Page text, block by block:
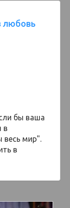
любовь
бы ваша
в
весь мир".
в